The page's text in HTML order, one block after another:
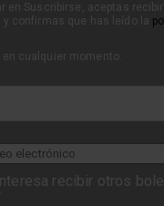
en Suscribirse, aceptas
confirmas que has leído la
cualquier momento.
recibir otros